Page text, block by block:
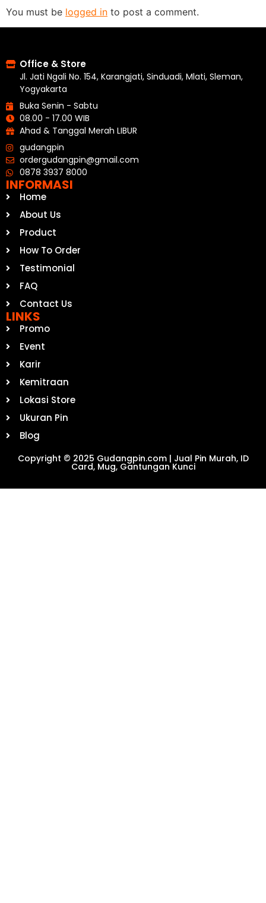
You must be logged in to post a comment.
Office & Store
Jl. Jati Ngali No. 154, Karangjati, Sinduadi, Mlati, Sleman,
Yogyakarta
Buka Senin - Sabtu
08.00 - 17.00 WIB
Ahad & Tanggal Merah LIBUR
gudangpin
ordergudangpin@gmail.com
0878 3937 8000
INFORMASI
Home
About Us
Product
How To Order
Testimonial
FAQ
Contact Us
LINKS
Promo
Event
Karir
Kemitraan
Lokasi Store
Ukuran Pin
Blog
Copyright © 2025 Gudangpin.com | Jual Pin Murah, ID
Card, Mug, Gantungan Kunci